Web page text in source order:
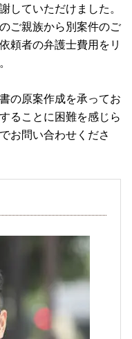
していただけました。
ご親族から別案件のご
頼者の弁護士費用をリ
の原案作成を承ってお
ることに困難を感じら
お問い合わせくださ